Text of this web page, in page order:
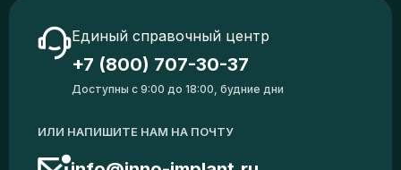
Единый справочный центр
+7 (800) 707-30-37
Доступны с 9:00 до 18:00, будние дни
ИЛИ НАПИШИТЕ НАМ НА ПОЧТУ